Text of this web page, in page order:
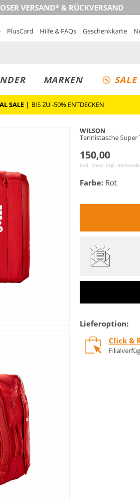
VERSAND* & RÜCKVERSAND
PlusCard Hilfe & FAQs Geschenkkarte
MARKEN SALE
SALE | BIS ZU -50% ENTDECKEN
WILSON
Tennistasche
150,00
inkl. Mwst zzgl.
Farbe: Rot
Lieferoption:
Click &